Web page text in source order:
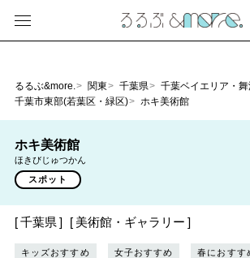
るるぶ&more. 関東 千葉県 千葉ベイエリア・
千葉市東部(若葉区・緑区)
ホキ美術館
ホキ美術館
ほきびじゅつかん
スポット
千葉県 美術館・ギャラリー
キッズおすすめ 女子おすすめ 春におすす